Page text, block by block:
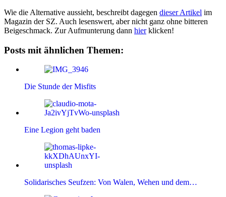
Wie die Alternative aussieht, beschreibt dagegen dieser Artikel im
Magazin der SZ. Auch lesenswert, aber nicht ganz ohne bitteren
Beigeschmack. Zur Aufmunterung dann hierklicken!
Posts mit ähnlichen Themen:
Die Stunde der Misfits
Eine Legion geht baden
Solidarisches Seufzen: Von Walen, Wehen und dem…